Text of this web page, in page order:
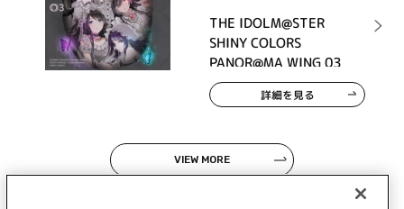
THE IDOLM@STER
SHINY COLORS
PANOR@MA WING 03
詳細を見る
VIEW MORE